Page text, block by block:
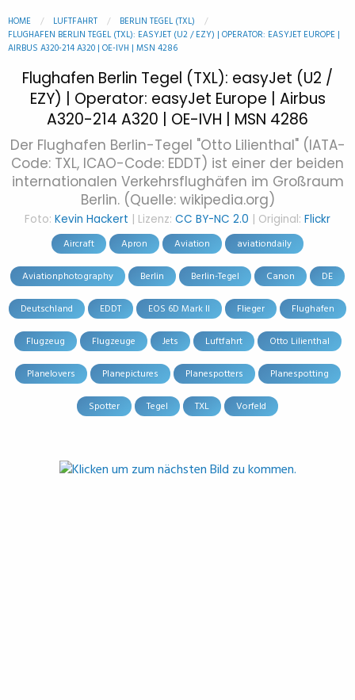
HOME LUFTFAHRT
BERLIN TEGEL (TXL)
FLUGHAFEN BERLIN TEGEL (TXL): EASYJET (U2 / EZY) | OPERATOR: EASYJET EUROPE |
AIRBUS A320-214 A320 | OE-IVH | MSN 4286
Flughafen Berlin Tegel (TXL): easyJet (U2 /
EZY) | Operator: easyJet Europe | Airbus
A320-214 A320 | OE-IVH | MSN 4286
Der Flughafen Berlin-Tegel "Otto Lilienthal" (IATA-
Code: TXL, ICAO-Code: EDDT) ist einer der beiden
internationalen Verkehrsflughäfen im Großraum
Berlin. (Quelle: wikipedia.org)
Foto: Kevin Hackert | Lizenz: CC BY-NC 2.0 | Original: Flickr
Aircraft Apron Aviation aviationdaily
Aviationphotography Berlin Berlin-Tegel Canon DE
Deutschland EDDT EOS 6D Mark II Flieger Flughafen
Flugzeug Flugzeuge Jets Luftfahrt Otto Lilienthal
Planelovers Planepictures Planespotters Planespotting
Spotter Tegel TXL Vorfeld